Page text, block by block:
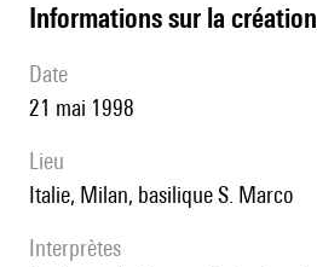
informations sur la création
date
21 mai 1998
lieu
Italie, Milan, basilique S. Marco
interprètes